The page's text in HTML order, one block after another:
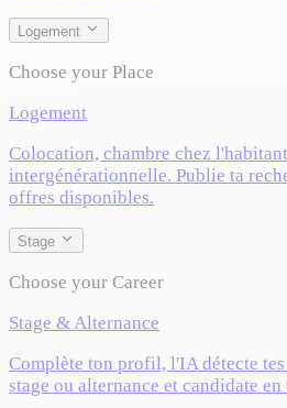
Logement
Choose your Place
Logement
Colocation, chambre chez
intergénérationnelle. Publie ta
offres disponibles.
Stage
Choose your Career
Stage & Alternance
Complète ton profil, l'IA détecte
stage ou alternance et candidate